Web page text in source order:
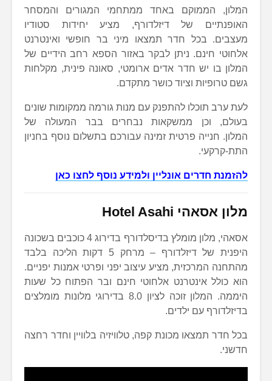
המלון, הממוקם באחד ממתחמי המגורים והמסחר
האופנתיים של דיזלדורף, מציע יחידות סטודיו
מעצבים. בכל חדר תמצאו מיני בר חופשי ואינטרנט
אלחוטי חינם. ניתן לבקר באזור הספא רחב הידיים של
המלון בו יש חדר אדים ארומטי, סאונה פינית, מקלחות
גשם טרופיות וציוד כושר מתקדם.
לעת ערב תוכלו להתפנק עם מנות גורמה ממקומות שונים
בעולם, וכן ממשקאות נבחרים בבר המעולה של
המלון. חנייה פרטית זמינה עבורכם בתשלום נוסף בחניון
התת-קרקעי.
להזמנת חדרים אונליין ולמידע נוסף לחצו כאן
מלון אסאהי Hotel Asahi
אסאהי, מלון מומלץ בדיסלדורף בדירוג 4 כוכבים בשכונה
היפנית של דיזלדורף – מרחק 5 דקות הליכה בלבד
מהתחנה המרכזית, מציע עיצוב יפני ופרטי אמנות יפניים.
הוא כולל אינטרנט אלחוטי חינם ובר הפתוח כל שעות
היממה. המלון זוכה לציון 8.0 בדירוגי מלונות מומלצים
בדיזלדורף עם ילדים.
בכל חדר תמצאו מכונת קפה, טלוויזיה בלוויין וחדר רחצה
חדשני.